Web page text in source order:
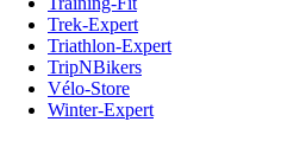
Trek-Expert
Triathlon-Expert
TripNBikers
Vélo-Store
Winter-Expert